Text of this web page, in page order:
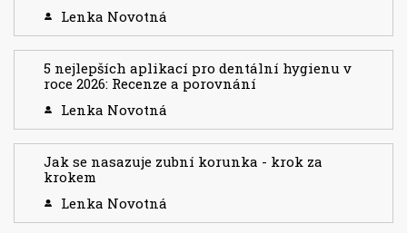
Lenka Novotná
5 nejlepších aplikací pro dentální hygienu v
roce 2026: Recenze a porovnání
Lenka Novotná
Jak se nasazuje zubní korunka - krok za
krokem
Lenka Novotná